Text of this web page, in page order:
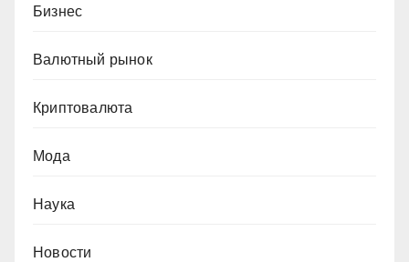
Бизнес
Валютный рынок
Криптовалюта
Мода
Наука
Новости